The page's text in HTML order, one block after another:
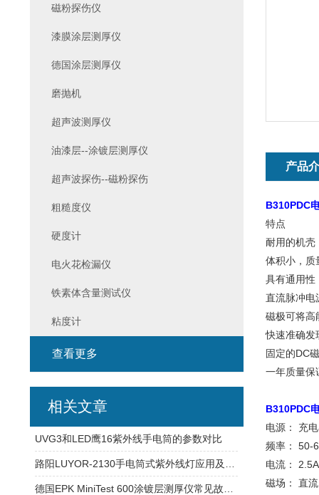
产品
B310PDC
特点
耐用的机壳
体积小，质
具有通用性
直流脉冲电
磁极可将高
快速准确发
固定的DC
一年质量保
B310PDC
电源： 充
频率： 50-
电流： 2.5A
磁场： 直流
磁粉探伤仪
漆膜涂层测厚仪
德国涂层测厚仪
磨抛机
超声波测厚仪
油漆层--涂镀层测厚仪
超声波探伤--磁粉探伤
粗糙度仪
硬度计
电火花检漏仪
铁素体含量测试仪
粘度计
查看更多
相关文章
UVG3和LED鹰16紫外线手电筒的参数对比